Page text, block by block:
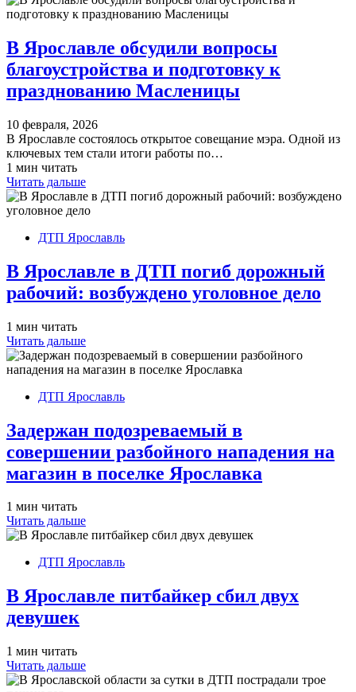
В Ярославле обсудили вопросы
благоустройства и подготовку к
празднованию Масленицы
10 февраля, 2026
В Ярославле состоялось открытое совещание мэра. Одной из
ключевых тем стали итоги работы по…
1 мин читать
Читать дальше
ДТП Ярославль
В Ярославле в ДТП погиб дорожный
рабочий: возбуждено уголовное дело
1 мин читать
Читать дальше
ДТП Ярославль
Задержан подозреваемый в
совершении разбойного нападения на
магазин в поселке Ярославка
1 мин читать
Читать дальше
ДТП Ярославль
В Ярославле питбайкер сбил двух
девушек
1 мин читать
Читать дальше